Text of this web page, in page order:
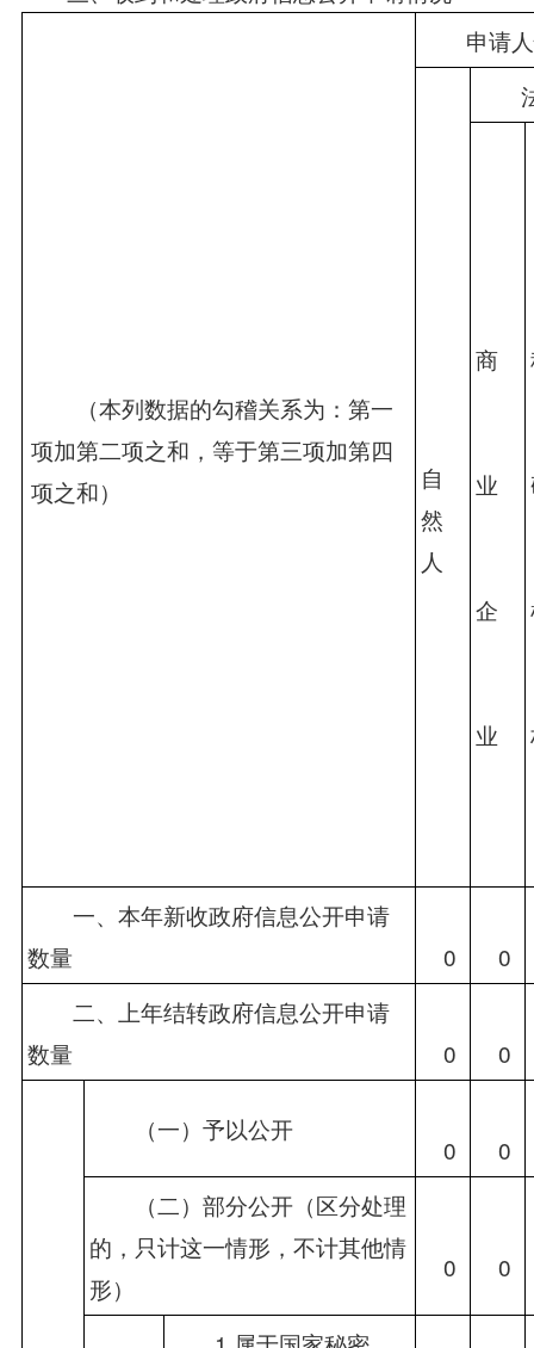
（本列数据的勾稽关系为：第一
项加第二项之和，等于第三项加第四
项之和）
申请人
自
然
人
法
商
业
企
业
一、本年新收政府信息公开申请
数量
0 0
二、上年结转政府信息公开申请
数量
0 0
（一）予以公开
0 0
（二）部分公开（区分处理
的，只计这一情形，不计其他情
形）
0 0